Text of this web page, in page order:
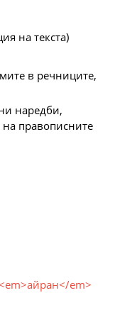
на текста)
в речниците,
наредби,
правописните
em>